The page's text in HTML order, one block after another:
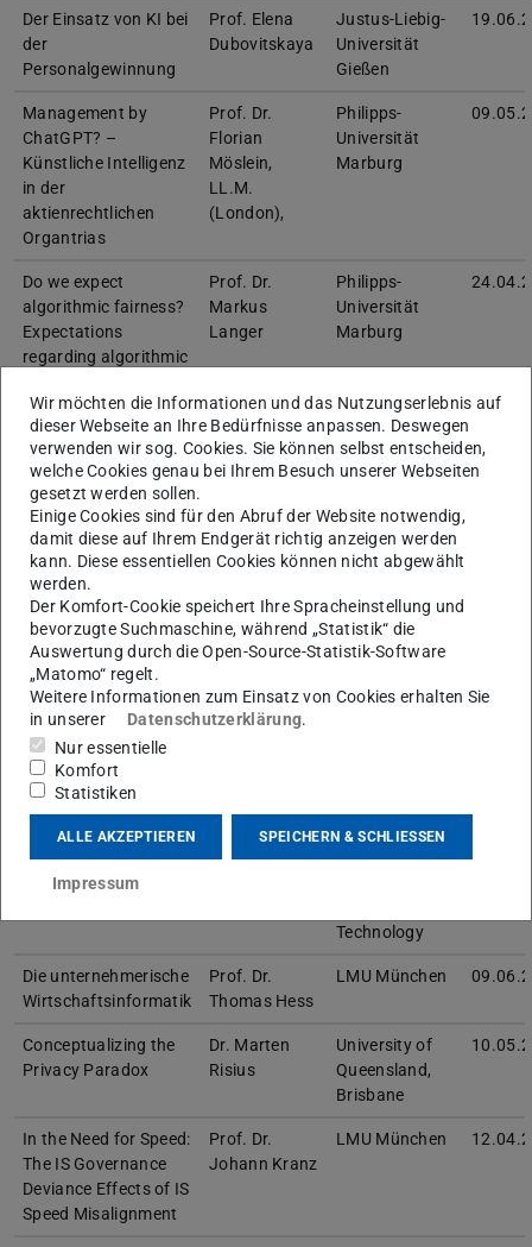
Der Einsatz von KI bei
der
Personalgewinnung
Prof. Elena
Dubovitskaya
Justus-Liebig-
Universität
Gießen
Management by
ChatGPT? –
Künstliche Intelligenz
in der
aktienrechtlichen
Organtrias
Prof. Dr.
Florian
Möslein,
LL.M.
(London),
Philipps-
Universität
Marburg
Do we expect
algorithmic fairness?
Expectations
regarding algorithmic
selection
Prof. Dr.
Markus
Langer
Philipps-
Universität
Marburg
Remote, Mobile, and
Blue-Collar: ICT-
Enabled Job Crafting
to Elevate
Occupational Well-
Being
Prof.
Monideepa
University of
Massachusetts
Bias in Daten und
Algorithmen „at
work“: alte Probleme,
neue Ansätze
Prof. Dr.
Bettina
Technische
Universität
Dark side implications
of AI-based systems
at work
Responsible
Management in the
Age of the Algorithm
Prof. Mari-
Klara Stein,
Copenhagen
Business
Technology
Die unternehmerische
Wirtschaftsinformatik
Prof. Dr.
Thomas Hess
LMU München
Conceptualizing the
Privacy Paradox
Dr. Marten
Risius
University of
Queensland,
Brisbane
In the Need for Speed:
The IS Governance
Deviance Effects of IS
Speed Misalignment
Prof. Dr.
Johann Kranz
LMU München
Wir möchten die Informationen und das Nutzungserlebnis auf
dieser Webseite an Ihre Bedürfnisse anpassen. Deswegen
verwenden wir sog. Cookies. Sie können selbst entscheiden,
welche Cookies genau bei Ihrem Besuch unserer Webseiten
gesetzt werden sollen.
Einige Cookies sind für den Abruf der Website notwendig,
damit diese auf Ihrem Endgerät richtig anzeigen werden
kann. Diese essentiellen Cookies können nicht abgewählt
werden.
Der Komfort-Cookie speichert Ihre Spracheinstellung und
bevorzugte Suchmaschine, während „Statistik“ die
Auswertung durch die Open-Source-Statistik-Software
„Matomo“ regelt.
Weitere Informationen zum Einsatz von Cookies erhalten Sie
in unserer
Datenschutzerklärung.
Nur essentielle
Komfort
Statistiken
ALLE AKZEPTIEREN SPEICHERN & SCHLIESSEN
Impressum